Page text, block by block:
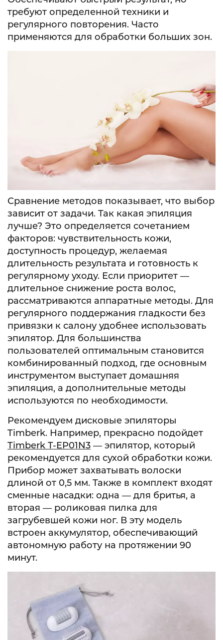
требуют определенной техники и
регулярного повторения. Часто
применяются для обработки больших зон.
Сравнение методов показывает, что выбор
зависит от задачи. Так какая эпиляция
лучше? Это определяется сочетанием
факторов: чувствительность кожи,
доступность процедур, желаемая
длительность результата и готовность к
регулярному уходу. Если приоритет —
длительное снижение роста волос,
рассматриваются аппаратные методы. Для
регулярного поддержания гладкости без
привязки к салону удобнее использовать
эпилятор. Для большинства
пользователей оптимальным становится
комбинированный подход, где основным
инструментом выступает домашняя
эпиляция, а дополнительные методы
используются по необходимости.
Рекомендуем дисковые эпиляторы
Timberk. Например, прекрасно подойдет
Timberk T-EP01N3 — эпилятор, который
рекомендуется для сухой обработки кожи.
Прибор может захватывать волоски
длиной от 0,5 мм. Также в комплект входят
сменные насадки: одна — для бритья, а
вторая — роликовая пилка для
загрубевшей кожи ног. В эту модель
встроен аккумулятор, обеспечивающий
автономную работу на протяжении 90
минут.